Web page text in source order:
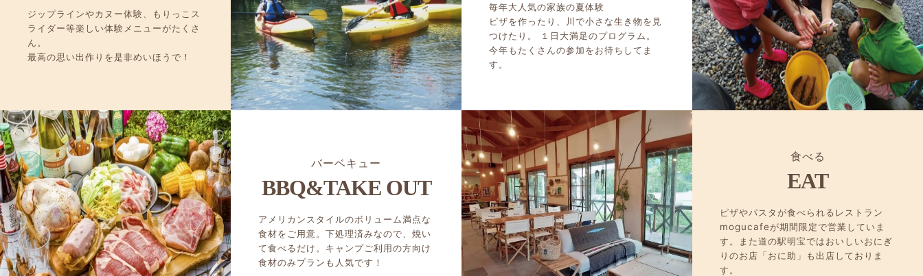
ジップラインやカヌー体験、もりっこス
ライダー等楽しい体験メニューがたくさ
ん。
最高の思い出作りを是非めいほうで！
毎年大人気の家族の夏体験
ピザを作ったり、川で小さな生き物を見
つけたり。 １日大満足のプログラム。
今年もたくさんの参加をお待ちしてま
す。
バーベキュー
BBQ&TAKE OUT
アメリカンスタイルのボリューム満点な
食材をご用意。下処理済みなので、焼い
て食べるだけ。キャンプご利用の方向け
食材のみプランも人気です！
食べる
EAT
ピザやパスタが食べられるレストラン
mogucafeが期間限定で営業していま
す。また道の駅明宝ではおいしいおにぎ
りのお店「おに助」も出店しておりま
す。